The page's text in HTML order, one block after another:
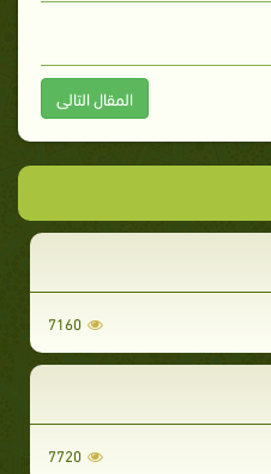
المقال التالى
7160
7720